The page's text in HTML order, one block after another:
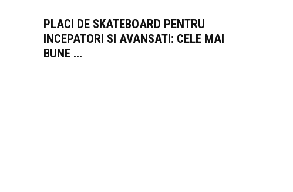
PLACI DE SKATEBOARD PENTRU
INCEPATORI SI AVANSATI: CELE MAI
BUNE ...